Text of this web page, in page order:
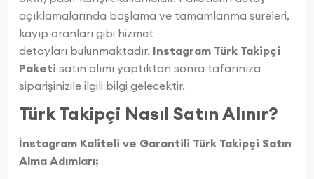
açıklamalarında başlama ve tamamlanma süreleri,
kayıp oranları gibi hizmet
detayları bulunmaktadır. Instagram Türk Takipçi
Paketi satın alımı yaptıktan sonra tafarınıza
siparişinizile ilgili bilgi gelecektir.
Türk Takipçi Nasıl Satın Alınır?
İnstagram Kaliteli ve Garantili Türk Takipçi Satın
Alma Adımları;